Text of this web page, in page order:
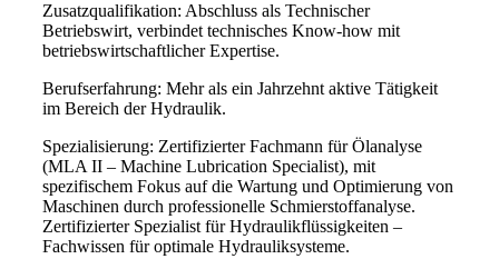
Zusatzqualifikation: Abschluss als Technischer
Betriebswirt, verbindet technisches Know-how mit
betriebswirtschaftlicher Expertise.
Berufserfahrung: Mehr als ein Jahrzehnt aktive Tätigkeit
im Bereich der Hydraulik.
Spezialisierung: Zertifizierter Fachmann für Ölanalyse
(MLA II – Machine Lubrication Specialist), mit
spezifischem Fokus auf die Wartung und Optimierung von
Maschinen durch professionelle Schmierstoffanalyse.
Zertifizierter Spezialist für Hydraulikflüssigkeiten –
Fachwissen für optimale Hydrauliksysteme.